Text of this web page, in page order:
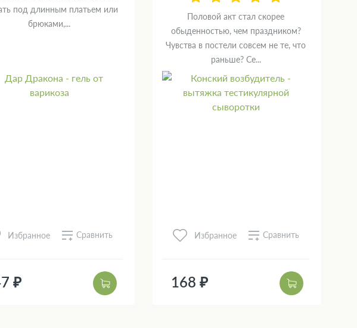
под длинным платьем или
брюками,...
Избранное Сравнить
₽
Половой акт стал скорее
обыденностью, чем праздником?
Чувства в постели совсем не те, что
раньше? Се...
Избранное Сравнить
168 ₽